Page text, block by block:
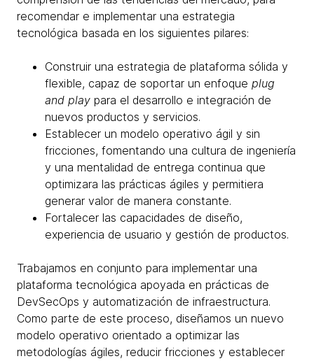
recomendar e implementar una estrategia
tecnológica basada en los siguientes pilares:
Construir una estrategia de plataforma sólida y
flexible, capaz de soportar un enfoque plug
and play para el desarrollo e integración de
nuevos productos y servicios.
Establecer un modelo operativo ágil y sin
fricciones, fomentando una cultura de ingeniería
y una mentalidad de entrega continua que
optimizara las prácticas ágiles y permitiera
generar valor de manera constante.
Fortalecer las capacidades de diseño,
experiencia de usuario y gestión de productos.
Trabajamos en conjunto para implementar una
plataforma tecnológica apoyada en prácticas de
DevSecOps y automatización de infraestructura.
Como parte de este proceso, diseñamos un nuevo
modelo operativo orientado a optimizar las
metodologías ágiles, reducir fricciones y establecer